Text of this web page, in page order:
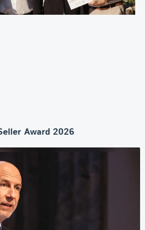
Award 2026